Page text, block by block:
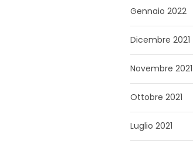
Gennaio 2022
Dicembre 2021
Novembre 2021
Ottobre 2021
Luglio 2021